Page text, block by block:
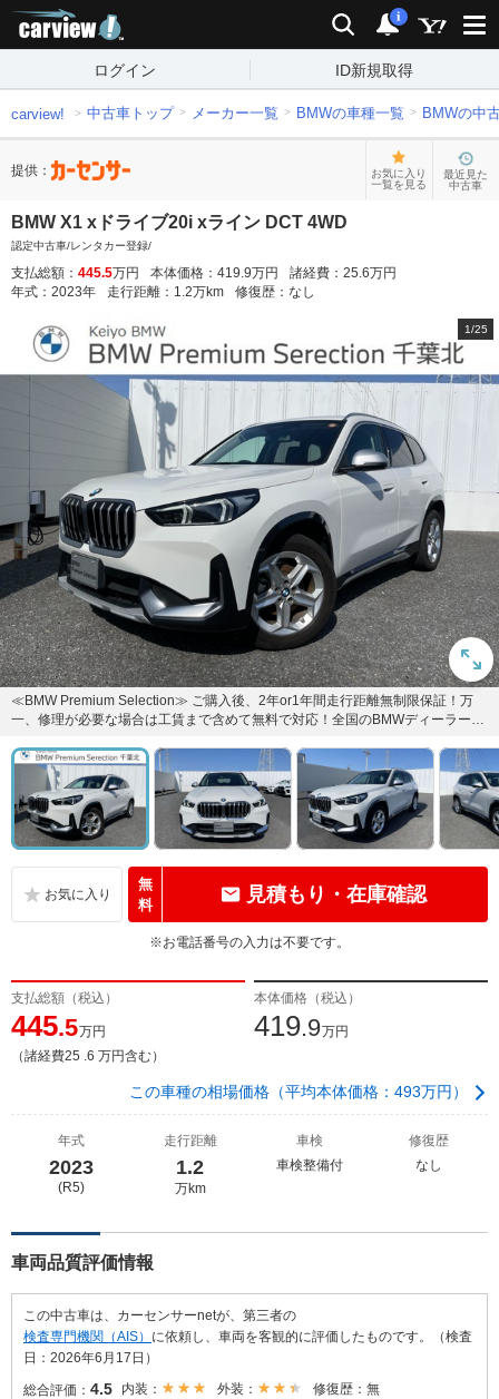
検索 通知
i
ログイン ID新規取得
carview! 中古車トップ メーカー一覧 BMWの車種一覧 BMWの中
提供：
お気に入り
一覧を見る
最近見た
中古車
BMW X1 xドライブ20i xライン DCT 4WD
認定中古車/レンタカー登録/
支払総額： 445.5万円 本体価格： 419.9万円 諸経費： 25.6万円
年式： 2023年 走行距離： 1.2万km 修復歴： なし
1/25
≪BMW Premium Selection≫ ご購入後、2年or1年間走行距離無制限保証！万
一、修理が必要な場合は工賃まで含めて無料で対応！全国のBMWディーラー対
無
料
見積もり・在庫確認
※お電話番号の入力は不要です。
支払総額（税込）
445.5万円
（諸経費25 .6 万円含む）
本体価格（税込）
419.9万円
この車種の相場価格（平均本体価格：493万円）
年式
2023
(R5)
走行距離
1.2
万km
車検
車検整備付
修復歴
なし
車両品質評価情報
この中古車は、カーセンサーnetが、第三者の
検査専門機関（AIS） に依頼し、車両を客観的に評価したものです。（検査
日：2026年6月17日）
総合評価： 4.5 内装： 外装：
修復歴：無